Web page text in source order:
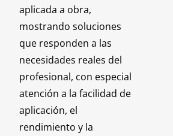
aplicada a obra,
mostrando soluciones
que responden a las
necesidades reales del
profesional, con especial
atención a la facilidad de
aplicación, el
rendimiento y la